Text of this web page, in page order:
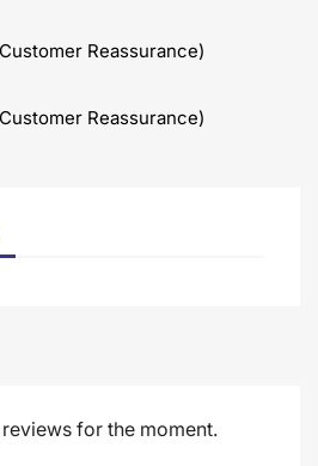
Reassurance)
Reassurance)
for the moment.